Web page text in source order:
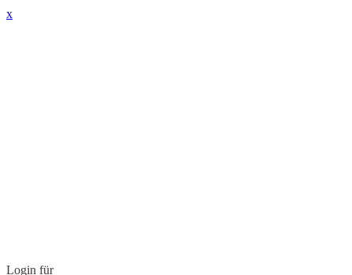
x
Login für